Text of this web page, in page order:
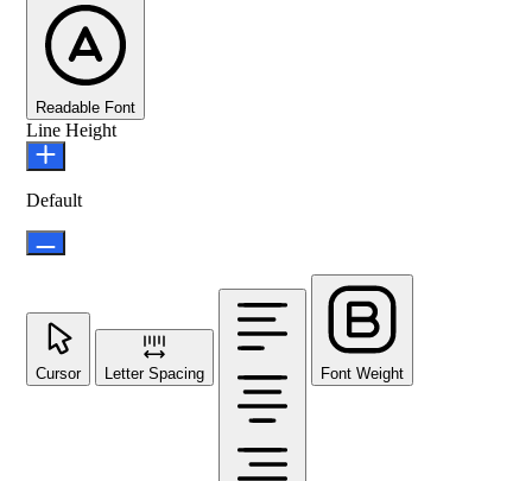
Readable Font
Line Height
Default
Cursor Letter Spacing Font Weight